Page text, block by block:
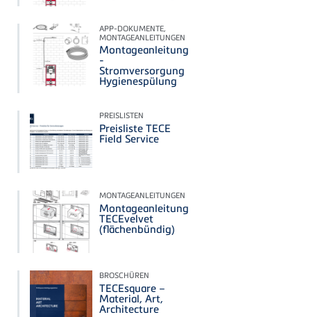
APP-DOKUMENTE,
MONTAGEANLEITUNGEN
Montageanleitung
-
Stromversorgung
Hygienespülung
PREISLISTEN
Preisliste TECE
Field Service
MONTAGEANLEITUNGEN
Montageanleitung
TECEvelvet
(flächenbündig)
BROSCHÜREN
TECEsquare –
Material, Art,
Architecture